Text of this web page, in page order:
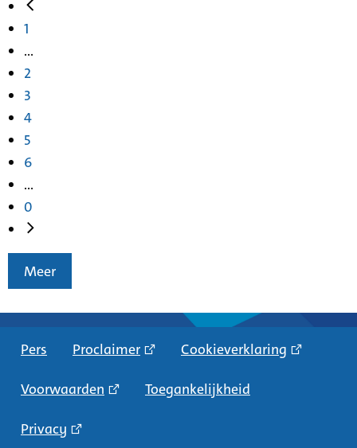
1
...
2
3
4
5
6
...
0
Meer
Pers Proclaimer Cookieverklaring
Voorwaarden Toegankelijkheid
Privacy